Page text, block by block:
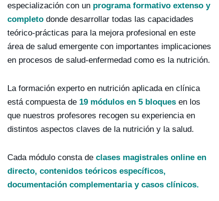
especialización con un programa formativo extenso y
completo donde desarrollar todas las capacidades
teórico-prácticas para la mejora profesional en este
área de salud emergente con importantes implicaciones
en procesos de salud-enfermedad como es la nutrición.
La formación experto en nutrición aplicada en clínica
está compuesta de 19 módulos en 5 bloques en los
que nuestros profesores recogen su experiencia en
distintos aspectos claves de la nutrición y la salud.
Cada módulo consta de clases magistrales online en
directo, contenidos teóricos específicos,
documentación complementaria y casos clínicos.